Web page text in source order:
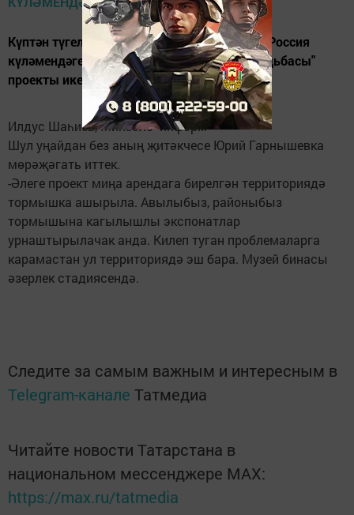
Күптән түгел Татарлар Конгрессы үткәргән Россия
күләмендәге конкурста "Кадрәк музей- усадьбасы"
проекты икенче урынны алды.
Илдус Шаһиев, Минзәлә- информ
Шул уңайдан без аның җитәкчесе Юрий Гарнышевка
мөрәҗәгать иттек.
-Әлеге проект миңа арендага бирелгән территориядә
тормышка ашырыла. Авылыбыз, районыбыз
тормышына кагылышлы экспонатлар
урнаштырылачак анда. Килеп туган проблемаларга
карамастан ул территориядә эш бара. Музей бинасы
әзерлек стадиясендә.
Следите за самым важным и интересным в
Telegram-канале Татмедиа
Читайте новости Татарстана в
национальном мессенджере MАХ:
https://max.ru/tatmedia